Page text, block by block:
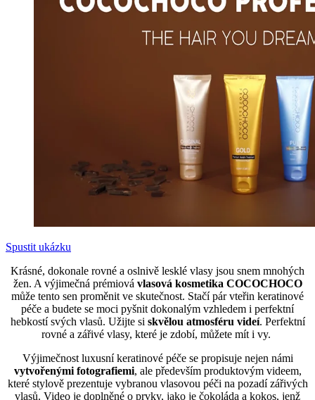
Spustit ukázku
Krásné, dokonale rovné a oslnivě lesklé vlasy jsou snem mnohých
žen. A výjimečná prémiová vlasová kosmetika COCOCHOCO
může tento sen proměnit ve skutečnost. Stačí pár vteřin keratinové
péče a budete se moci pyšnit dokonalým vzhledem i perfektní
hebkostí svých vlasů. Užijte si skvělou atmosféru videí. Perfektní
rovné a zářivé vlasy, které je zdobí, můžete mít i vy.
Výjimečnost luxusní keratinové péče se propisuje nejen námi
vytvořenými fotografiemi, ale především produktovým videem,
které stylově prezentuje vybranou vlasovou péči na pozadí zářivých
vlasů. Video je doplněné o prvky, jako je čokoláda a kokos, jenž